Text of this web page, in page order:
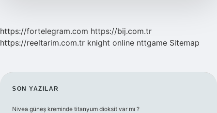
https://fortelegram.com https://bij.com.tr
https://reeltarim.com.tr knight online nttgame Sitemap
SIDEBAR
SON YAZILAR
Nivea güneş kreminde titanyum dioksit var mı ?